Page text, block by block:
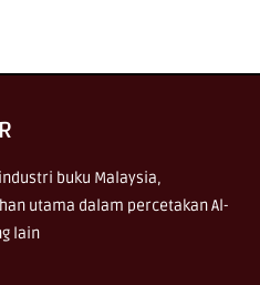
buku Malaysia,
utama dalam percetakan Al-
lain